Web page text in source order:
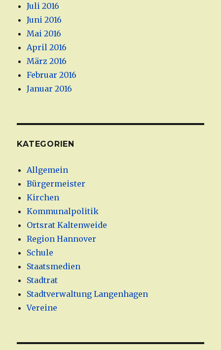
Juli 2016
Juni 2016
Mai 2016
April 2016
März 2016
Februar 2016
Januar 2016
KATEGORIEN
Allgemein
Bürgermeister
Kirchen
Kommunalpolitik
Ortsrat Kaltenweide
Region Hannover
Schule
Staatsmedien
Stadtrat
Stadtverwaltung Langenhagen
Vereine